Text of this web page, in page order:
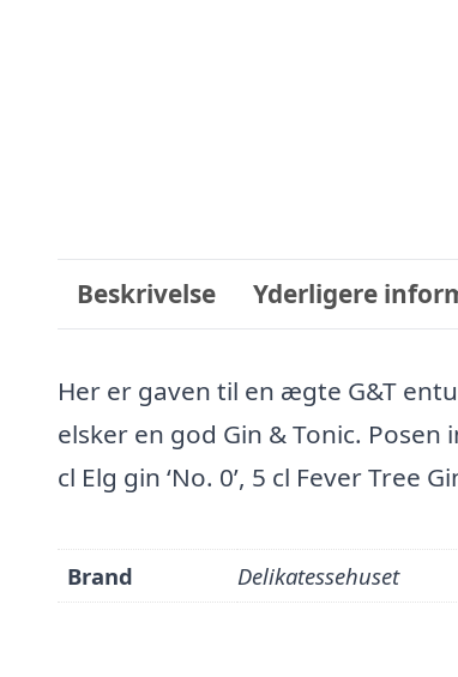
Beskrivelse Yderligere
Her er gaven til en ægte G&T
elsker en god Gin & Tonic. Posen
cl Elg gin ‘No. 0’, 5 cl Fever Tree
Brand Delikatessehuset